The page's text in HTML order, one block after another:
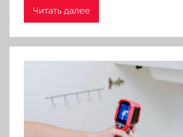
Читать далее